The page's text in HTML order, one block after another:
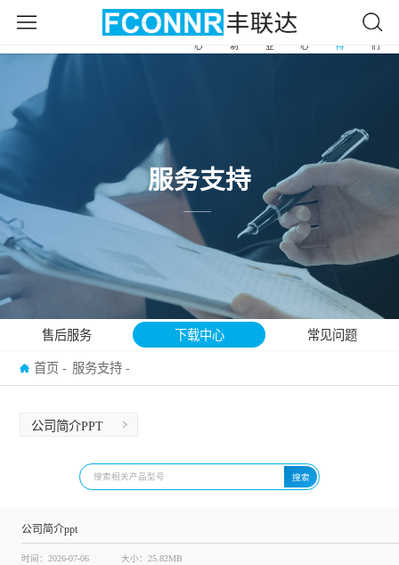
首
页
产
品
中
心
由
定
制
用
行
业
心
持
于
我
们
服务支持
售后服务 下载中心 常见问题
首页 服务支持
公司简介PPT
搜索
公司简介ppt
时间：2026-07-06 大小：25.82MB